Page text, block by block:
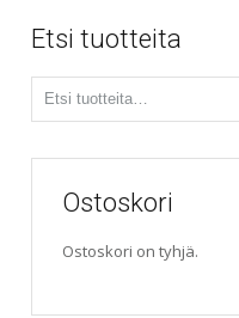
Etsi tuotteita
Ostoskori
Ostoskori on tyhjä.